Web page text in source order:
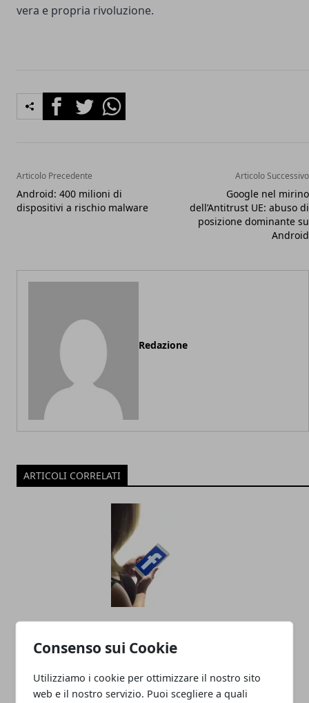
Consenso sui Cookie
Utilizziamo i cookie per ottimizzare il nostro sito
web e il nostro servizio. Puoi scegliere a quali
vera e propria rivoluzione.
FacebookTwitterWhatsapp
Articolo Precedente
Android: 400 milioni di
dispositivi a rischio malware
Articolo Successivo
Google nel mirino
dell’Antitrust UE: abuso di
posizione dominante su
Android
Redazione
ARTICOLI CORRELATI
Facebook: i video pubblicitari anche su
Messenger
20/06/2018